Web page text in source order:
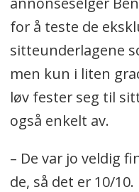
for å teste de
sitteunderlagene
men kun i liten
løv fester seg til
også enkelt av.
– De var jo veldig
de, så det er 10/